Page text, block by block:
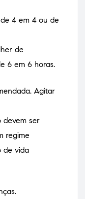
4 em 4 ou de
de
6 em 6 horas.
Agitar
devem ser
regime
de vida